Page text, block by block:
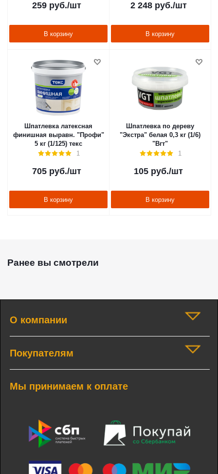
259 руб./шт
В корзину
2 248руб./шт
В корзину
Шпатлевка латексная
финишная выравн. "Профи"
5 кг (1/125) текс
1
705 руб./шт
В корзину
Шпатлевка по дереву
"Экстра" белая 0,3 кг (1/6)
"Вгт"
1
105 руб./шт
В корзину
Ранее вы смотрели
О компании
Покупателям
Мы принимаем к оплате